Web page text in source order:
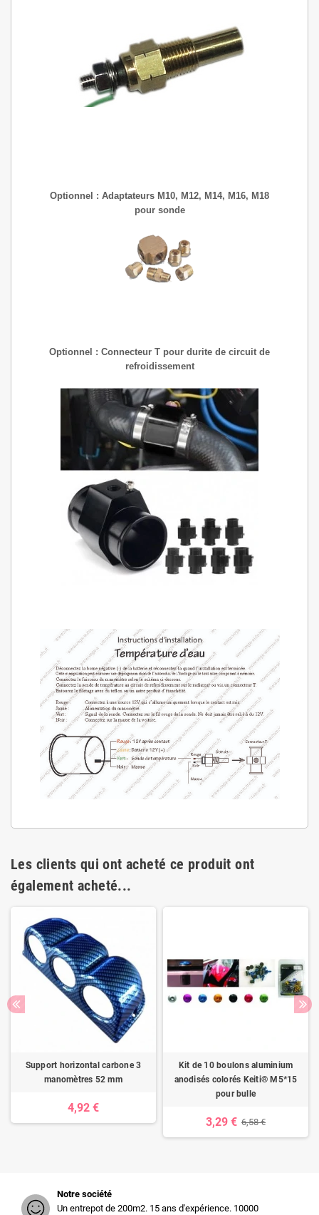
Optionnel : Adaptateurs M10, M12, M14, M16, M18
pour sonde
Optionnel : Connecteur T pour durite de circuit de
refroidissement
Les clients qui ont acheté ce produit ont
également acheté...
Support horizontal carbone 3
manomètres 52 mm
4,92 €
Kit de 10 boulons aluminium
anodisés colorés Keiti® M5*15
pour bulle
3,29 € 6,58 €
Notre société
Un entrepot de 200m2. 15 ans d'expérience. 10000